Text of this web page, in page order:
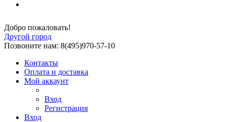
Добро пожаловать!
Другой город
Позвоните нам: 8(495)970-57-10
Контакты
Оплата и доставка
Мой аккаунт
Вход
Регистрация
Вход